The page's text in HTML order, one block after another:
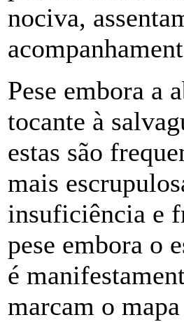
nociva,
Pese embora a
tocante à
estas são
mais
insuficiência e
pese embora o
é
marcam o